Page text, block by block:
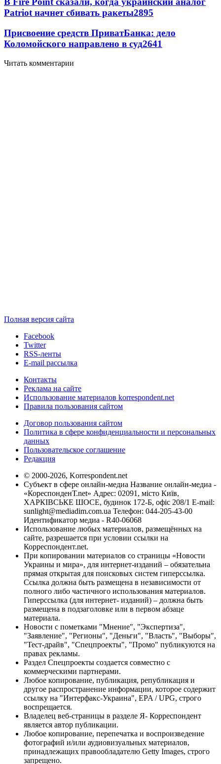
Patriot начнет сбивать ракеты2895
Присвоение средств ПриватБанка: дело
Коломойского направлено в суд2641
Читать комментарии
Полная версия сайта
Facebook
Twitter
RSS-ленты
E-mail рассылка
Контакты
Реклама на сайте
Использование материалов korrespondent.net
Правила пользования сайтом
Договор пользования сайтом
Политика в сфере конфиденциальности и персональных
данных
Пользовательское соглашение
Редакция
© 2000-2026, Korrespondent.net
Субъект в сфере онлайн-медиа Название онлайн-медиа -
«КореспонденТ.net» Адрес: 02091, місто Київ,
ХАРКІВСЬКЕ ШОСЕ, будинок 172-Б, офіс 208/1 E-mail:
sunlight@mediadim.com.ua Телефон: 044-205-43-00
Идентификатор медиа - R40-06068
Использование любых материалов, размещённых на
сайте, разрешается при условии ссылки на
Корреспондент.net.
При копировании материалов со страницы «Новости
Украины и мира», для интернет-изданий – обязательна
прямая открытая для поисковых систем гиперссылка.
Ссылка должна быть размещена в независимости от
полного либо частичного использования материалов.
Гиперссылка (для интернет- изданий) – должна быть
размещена в подзаголовке или в первом абзаце
материала.
Новости с пометками "Мнение", "Экспертиза",
"Заявление", "Регионы", "Деньги", "Власть", "Выборы",
"Тест-драйв", "Спецпроекты", "Промо" публикуются на
правах рекламы.
Раздел Спецпроекты создается совместно с
коммерческими партнерами.
Любое копирование, публикация, републикация и
другое распространение информации, которое содержит
ссылку на "Интерфакс-Украина", EPA / UPG, строго
воспрещается.
Владелец веб-страницы в разделе Я- Корреспондент
является автор публикации.
Любое копирование, перепечатка и воспроизведение
фотографий и/или аудиовизуальных материалов,
принадлежащих правообладателю Getty Images, строго
запрещено.